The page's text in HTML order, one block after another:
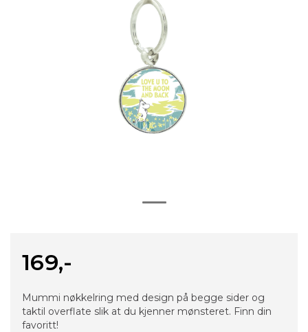
169,-
Mummi nøkkelring med design på begge sider og
taktil overflate slik at du kjenner mønsteret. Finn din
favoritt!